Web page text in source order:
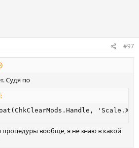
#97
Судя по
процедуры вообще, я не знаю в какой